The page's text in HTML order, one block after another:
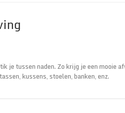
je tussen naden. Zo krijg je een mooie
kussens, stoelen, banken, enz.